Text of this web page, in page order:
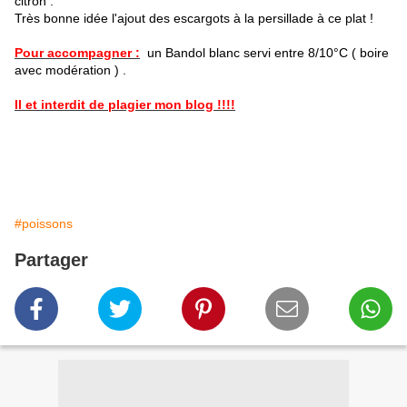
Très bonne idée l'ajout des escargots à la persillade à ce plat !
Pour accompagner : un Bandol blanc servi entre 8/10°C ( boire
avec modération ) .
Il et interdit de plagier mon blog !!!!
#poissons
Partager